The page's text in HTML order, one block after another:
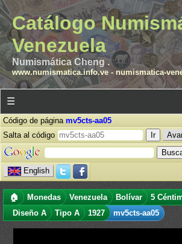
Catálogo
Venezuela
Numismática Cheng .
www.numismatica.info.ve- numismatica-
☰
Código de página mv5cts-aa05
Salta al código
English
🏠 Monedas Venezuela Bolívar
5
Diseño A
Tipo A 1927 mv5cts-aa05